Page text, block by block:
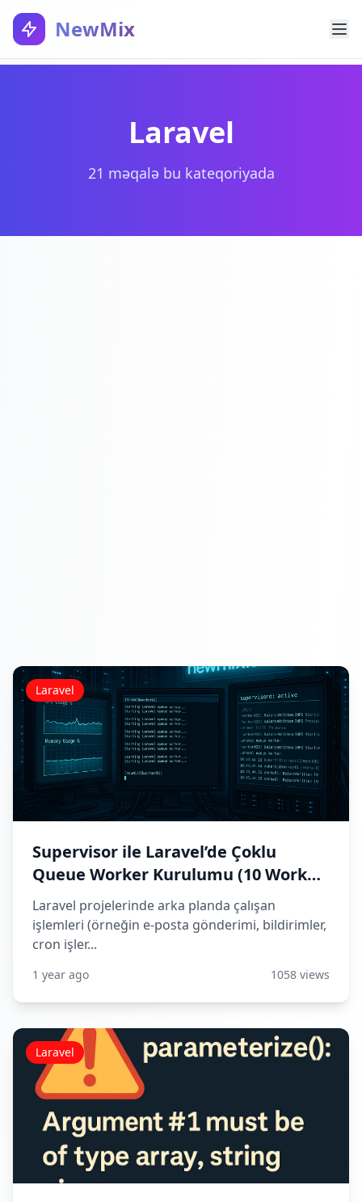
NewMix
Laravel
21 məqalə bu kateqoriyada
Laravel
Supervisor ile Laravel’de Çoklu
Queue Worker Kurulumu (10 Worker
Örneğiyle)
Laravel projelerinde arka planda çalışan
işlemleri (örneğin e-posta gönderimi, bildirimler,
cron işler...
1 year ago 1058 views
Laravel